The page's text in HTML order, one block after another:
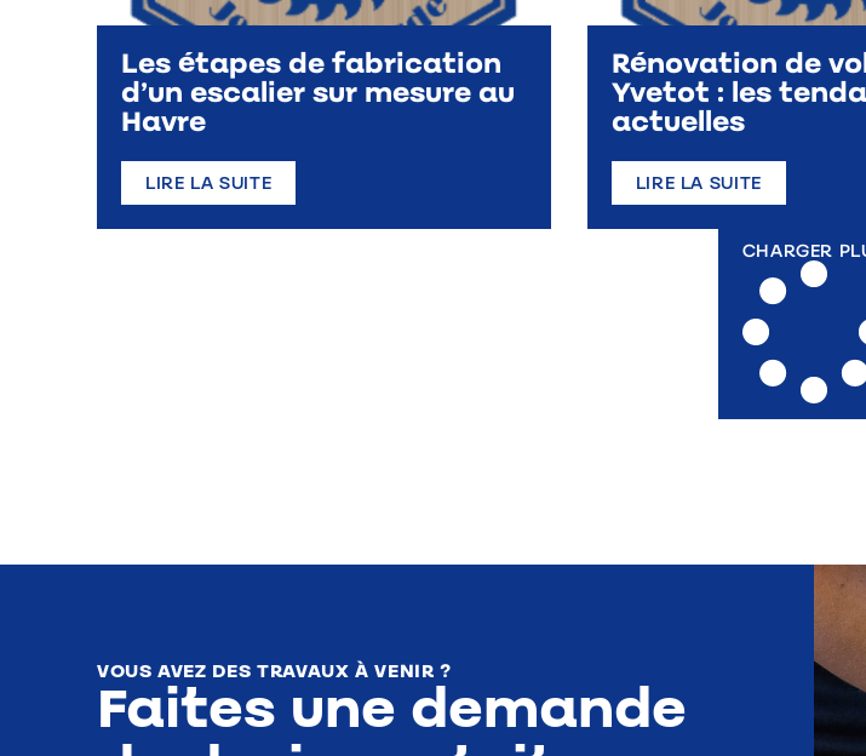
Les étapes de fabrication
d’un escalier sur mesure au
Havre
LIRE LA SUITE
Rénovation de
Yvetot : les
actuelles
LIRE LA SUITE
CHARGER
VOUS AVEZ DES TRAVAUX À VENIR ?
Faites une demande